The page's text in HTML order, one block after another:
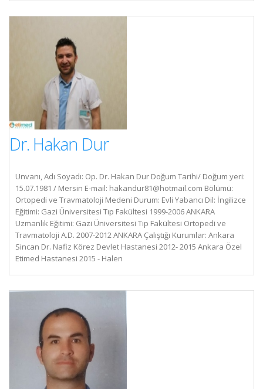
Dr. Hakan Dur
Unvanı, Adı Soyadı: Op. Dr. Hakan Dur Doğum Tarihi/ Doğum yeri:
15.07.1981 / Mersin E-mail: hakandur81@hotmail.com Bölümü:
Ortopedi ve Travmatoloji Medeni Durum: Evli Yabancı Dil: İngilizce
Eğitimi: Gazi Üniversitesi Tıp Fakültesi 1999-2006 ANKARA
Uzmanlık Eğitimi: Gazi Üniversitesi Tıp Fakültesi Ortopedi ve
Travmatoloji A.D. 2007-2012 ANKARA Çalıştığı Kurumlar: Ankara
Sincan Dr. Nafiz Körez Devlet Hastanesi 2012- 2015 Ankara Özel
Etimed Hastanesi 2015 - Halen